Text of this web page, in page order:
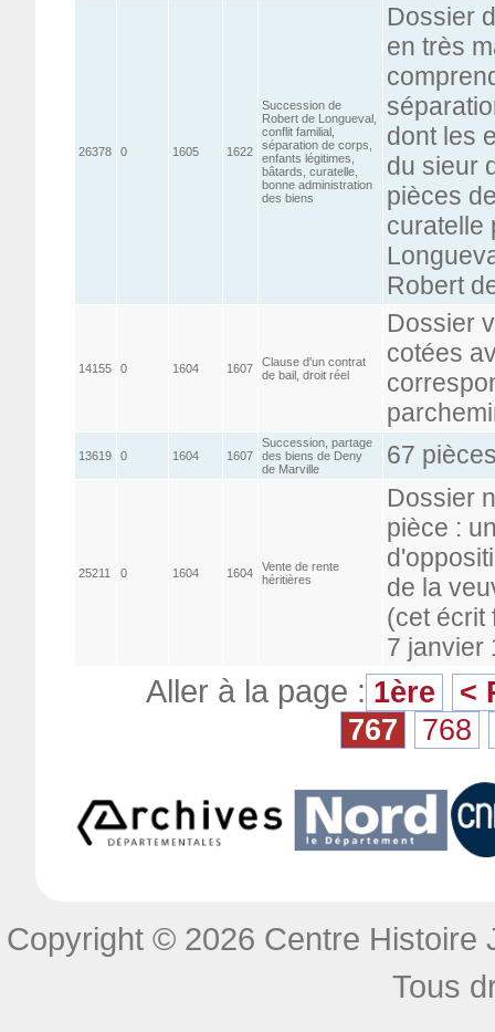
26378 0 1605 1622
Succession de
Robert de Longueval,
conflit familial,
séparation de corps,
enfants légitimes,
bâtards, curatelle,
bonne administration
des biens
Dossier
en très
dont les
du sieur
pièces
curatelle
Robert
14155 0 1604 1607
Clause d'un contrat
de bail, droit réel
Dossier
cotées
13619 0 1604 1607
Succession, partage
des biens de Deny
de Marville
67
25211 0 1604 1604
Vente de rente
héritières
Dossier
pièce :
de la
(cet écrit
7 janvier
Aller à la page : 1ère
<
767
768
Copyright © 2026 Centre Histoire
Tous